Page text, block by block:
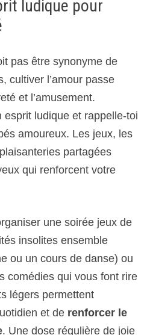
ludique pour
pas être synonyme de
cultiver l’amour passe
et l’amusement.
esprit ludique et rappelle-toi
amoureux. Les jeux, les
partagées
qui renforcent votre
une soirée jeux de
insolites ensemble
ou un cours de danse) ou
comédies qui vous font rire
légers permettent
et de renforcer le
. Une dose régulière de joie